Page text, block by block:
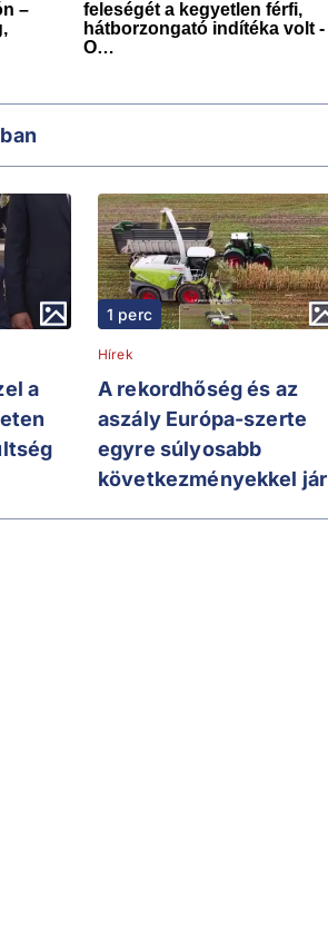
a
1 perc
Hírek
A rekordhőség és az
aszály Európa-szerte
egyre súlyosabb
következményekkel jár